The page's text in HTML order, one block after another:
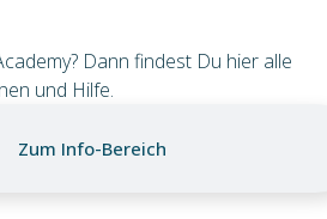
Dann findest Du hier alle
und Hilfe.
Zum Info-Bereich